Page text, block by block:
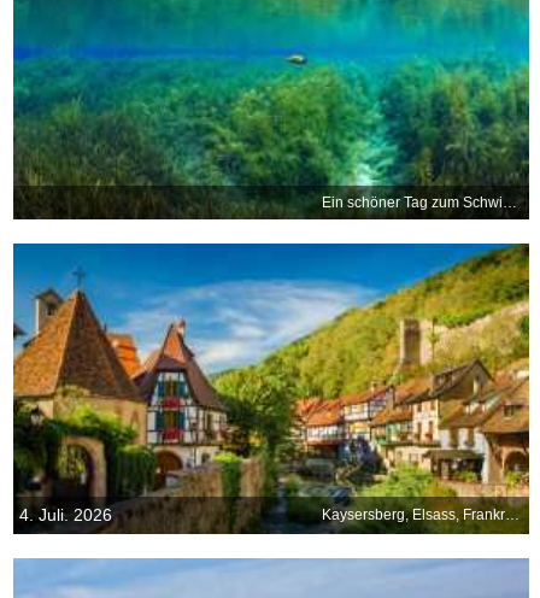
Ein schöner Tag zum Schwimmen
4. Juli. 2026 Kaysersberg, Elsass, Frankreich